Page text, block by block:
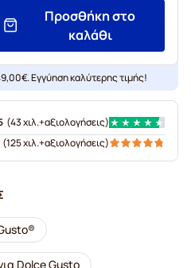
Προσθήκη στο
καλάθι
Εγγύηση καλύτερης τιμής!
(43 χιλ.+αξιολογήσεις)
(125 χιλ.+αξιολογήσεις)
Dolce Gusto